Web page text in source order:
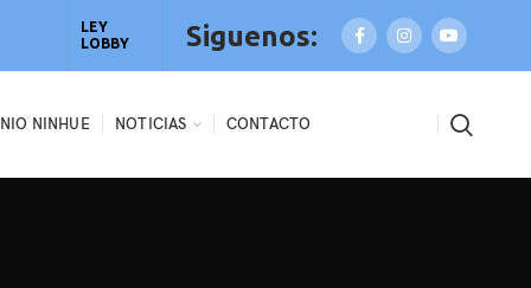
LEY
LOBBY
Siguenos:
NINHUE NOTICIAS CONTACTO